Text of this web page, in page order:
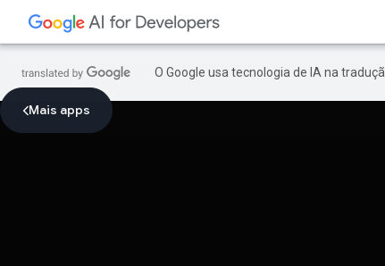
O Google usa tecnologia de IA na
Mais apps